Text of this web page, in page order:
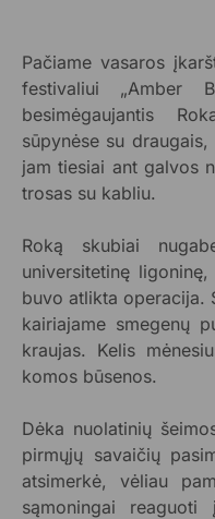
Pačiame vasaros
festivaliui „Amber
besimėgaujantis
sūpynėse su
jam tiesiai ant galvos
trosas su kabliu.
Roką skubiai
universitetinę
buvo atlikta operacija.
kairiajame smegenų
kraujas. Kelis
komos būsenos.
Dėka nuolatinių
pirmųjų savaičių
atsimerkė, vėliau
sąmoningai